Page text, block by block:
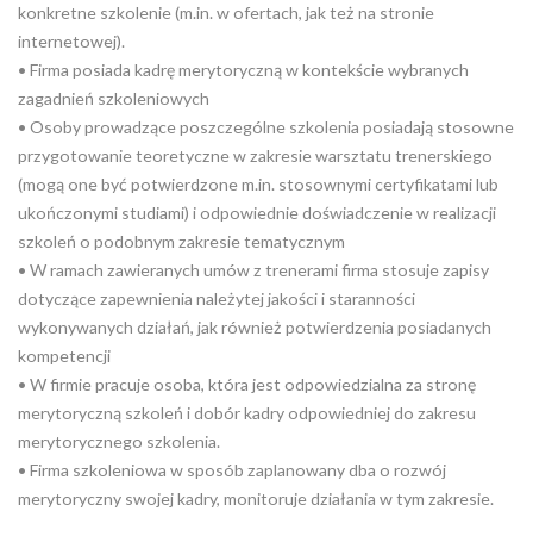
konkretne szkolenie (m.in. w ofertach, jak też na stronie
internetowej).
• Firma posiada kadrę merytoryczną w kontekście wybranych
zagadnień szkoleniowych
• Osoby prowadzące poszczególne szkolenia posiadają stosowne
przygotowanie teoretyczne w zakresie warsztatu trenerskiego
(mogą one być potwierdzone m.in. stosownymi certyfikatami lub
ukończonymi studiami) i odpowiednie doświadczenie w realizacji
szkoleń o podobnym zakresie tematycznym
• W ramach zawieranych umów z trenerami firma stosuje zapisy
dotyczące zapewnienia należytej jakości i staranności
wykonywanych działań, jak również potwierdzenia posiadanych
kompetencji
• W firmie pracuje osoba, która jest odpowiedzialna za stronę
merytoryczną szkoleń i dobór kadry odpowiedniej do zakresu
merytorycznego szkolenia.
• Firma szkoleniowa w sposób zaplanowany dba o rozwój
merytoryczny swojej kadry, monitoruje działania w tym zakresie.